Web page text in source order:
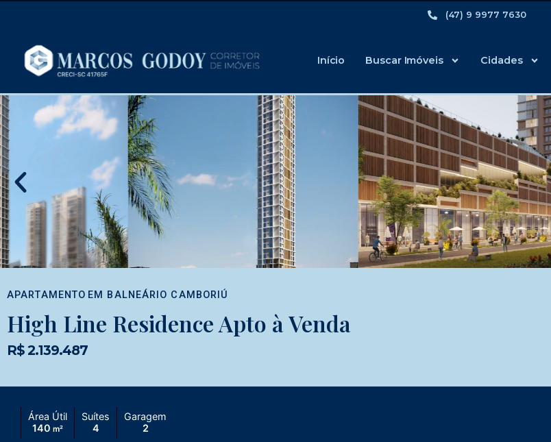
(47) 9 9977 7630
Início Buscar Imóveis Cidades
APARTAMENTO EM BALNEÁRIO CAMBORIÚ
High Line Residence Apto à Venda
R$ 2.139.487
Área Útil
140 m²
Suítes
4
Garagem
2